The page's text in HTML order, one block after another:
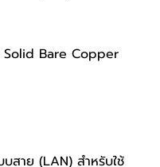
Solid Bare Copper
บสาย (LAN) สำหรับใช้